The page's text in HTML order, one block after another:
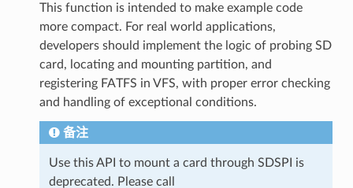
This function is intended to make example code
more compact. For real world applications,
developers should implement the logic of probing SD
card, locating and mounting partition, and
registering FATFS in VFS, with proper error checking
and handling of exceptional conditions.
备注
Use this API to mount a card through SDSPI is
deprecated. Please call